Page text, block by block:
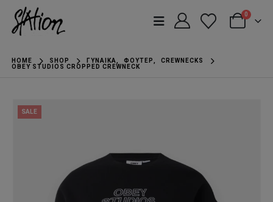
0
HOME SHOP ΓΥΝΑΊΚΑ, ΦΟΎΤΕΡ,
CREWNECKS
OBEY STUDIOS CROPPED CREWNECK
SALE